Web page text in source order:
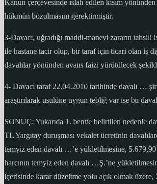
Kanun çerçevesinde ıslah edilen kısım
hükmün bozulmasını gerektirmiştir.
3-Davacı, uğradığı maddi-manevi zararın
ile hastane tacir olup, bir taraf için ticari olan iş
davalılar yönünden avans faizi yürütülecek
4- Davacı taraf 22.04.2010 tarihinde davalı …
araştırılarak usulüne uygun tebliğ var ise bu
SONUÇ: Yukarıda 1. bentte belirtilen nedenle
TL Yargıtay duruşması vekalet ücretinin
temyiz eden davalı …’e yükletilmesine,
harcının temyiz eden davalı …Ş.’ne
içerisinde karar düzeltme yolu açık olmak